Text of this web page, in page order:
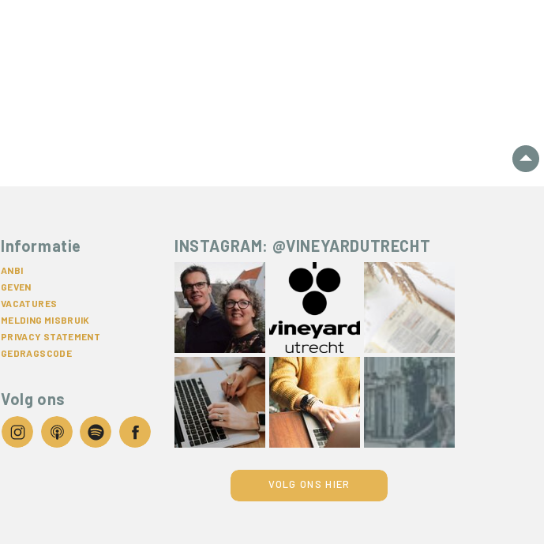
Informatie
ANBI
GEVEN
VACATURES
MELDING MISBRUIK
PRIVACY STATEMENT
GEDRAGSCODE
Volg ons
INSTAGRAM: @VINEYARDUTRECHT
VOLG ONS HIER